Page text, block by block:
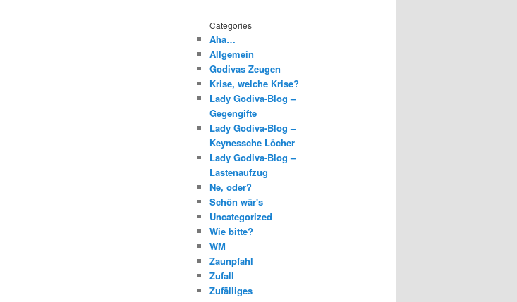
Categories
Aha…
Allgemein
Godivas Zeugen
Krise, welche Krise?
Lady Godiva-Blog –
Gegengifte
Lady Godiva-Blog –
Keynessche Löcher
Lady Godiva-Blog –
Lastenaufzug
Ne, oder?
Schön wär's
Uncategorized
Wie bitte?
WM
Zaunpfahl
Zufall
Zufälliges